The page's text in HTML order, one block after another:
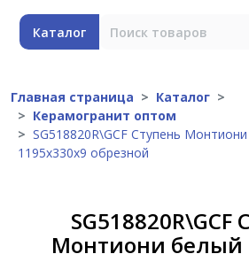
Каталог
Главная страница
Каталог
Керамогранит оптом
SG518820R\GCF Ступень
1195х330х9 обрезной
SG518820R\GCF
Монтиони белый